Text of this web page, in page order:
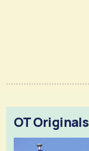
OT Originals